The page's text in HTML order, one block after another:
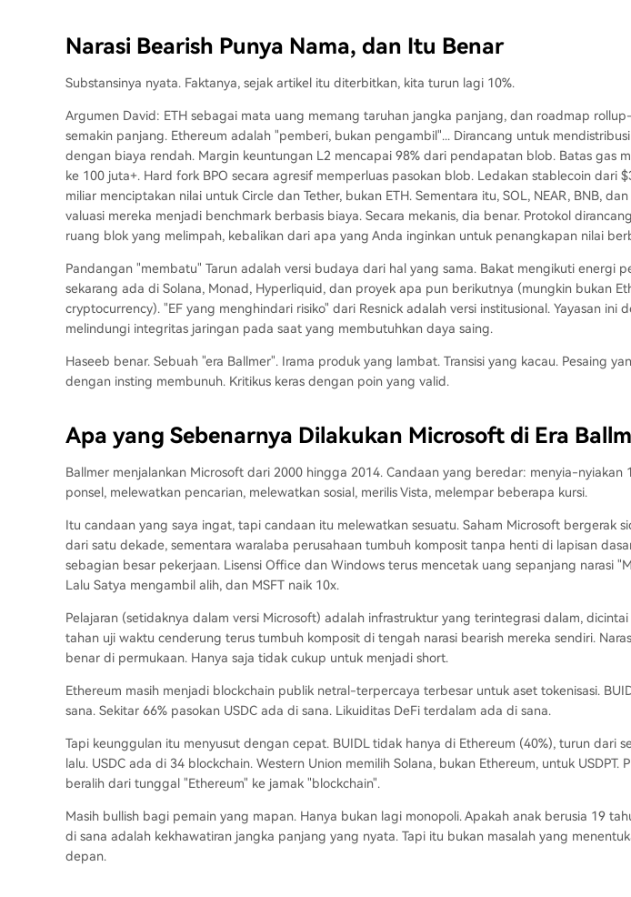
Narasi Bearish Punya Nama, dan Itu Benar
Substansinya nyata. Faktanya, sejak artikel itu diterbitkan, kita turun lagi 10%.
Argumen David: ETH sebagai mata uang memang taruhan jangka panjang, dan roadmap
semakin panjang. Ethereum adalah "pemberi, bukan pengambil"... Dirancang untuk
dengan biaya rendah. Margin keuntungan L2 mencapai 98% dari pendapatan blob. Batas gas
ke 100 juta+. Hard fork BPO secara agresif memperluas pasokan blob. Ledakan stablecoin dari
miliar menciptakan nilai untuk Circle dan Tether, bukan ETH. Sementara itu, SOL, NEAR, BNB,
valuasi mereka menjadi benchmark berbasis biaya. Secara mekanis, dia benar. Protokol
ruang blok yang melimpah, kebalikan dari apa yang Anda inginkan untuk penangkapan nilai
Pandangan "membatu" Tarun adalah versi budaya dari hal yang sama. Bakat mengikuti energi
sekarang ada di Solana, Monad, Hyperliquid, dan proyek apa pun berikutnya (mungkin bukan
cryptocurrency). "EF yang menghindari risiko" dari Resnick adalah versi institusional. Yayasan ini
melindungi integritas jaringan pada saat yang membutuhkan daya saing.
Haseeb benar. Sebuah "era Ballmer". Irama produk yang lambat. Transisi yang kacau. Pesaing
dengan insting membunuh. Kritikus keras dengan poin yang valid.
Apa yang Sebenarnya Dilakukan Microsoft di Era
Ballmer menjalankan Microsoft dari 2000 hingga 2014. Candaan yang beredar: menyia-nyiakan
ponsel, melewatkan pencarian, melewatkan sosial, merilis Vista, melempar beberapa kursi.
Itu candaan yang saya ingat, tapi candaan itu melewatkan sesuatu. Saham Microsoft bergerak
dari satu dekade, sementara waralaba perusahaan tumbuh komposit tanpa henti di lapisan
sebagian besar pekerjaan. Lisensi Office dan Windows terus mencetak uang sepanjang narasi
Lalu Satya mengambil alih, dan MSFT naik 10x.
Pelajaran (setidaknya dalam versi Microsoft) adalah infrastruktur yang terintegrasi dalam,
tahan uji waktu cenderung terus tumbuh komposit di tengah narasi bearish mereka sendiri.
benar di permukaan. Hanya saja tidak cukup untuk menjadi short.
Ethereum masih menjadi blockchain publik netral-terpercaya terbesar untuk aset tokenisasi.
sana. Sekitar 66% pasokan USDC ada di sana. Likuiditas DeFi terdalam ada di sana.
Tapi keunggulan itu menyusut dengan cepat. BUIDL tidak hanya di Ethereum (40%), turun dari
lalu. USDC ada di 34 blockchain. Western Union memilih Solana, bukan Ethereum, untuk USDPT.
beralih dari tunggal "Ethereum" ke jamak "blockchain".
Masih bullish bagi pemain yang mapan. Hanya bukan lagi monopoli. Apakah anak berusia 19
di sana adalah kekhawatiran jangka panjang yang nyata. Tapi itu bukan masalah yang
depan.